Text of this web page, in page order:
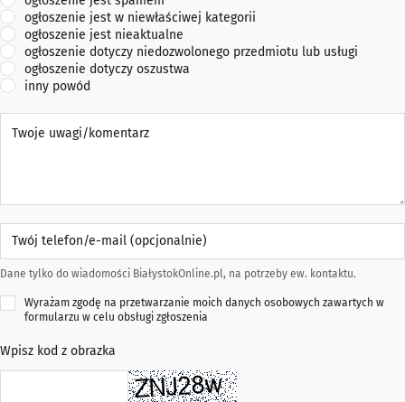
ogłoszenie jest w niewłaściwej kategorii
ogłoszenie jest nieaktualne
ogłoszenie dotyczy niedozwolonego przedmiotu lub usługi
ogłoszenie dotyczy oszustwa
inny powód
Twój telefon/e-mail (opcjonalnie)
Dane tylko do wiadomości BiałystokOnline.pl, na potrzeby ew. kontaktu.
Wyrażam zgodę na przetwarzanie moich danych osobowych zawartych w
formularzu w celu obsługi zgłoszenia
Wpisz kod z obrazka